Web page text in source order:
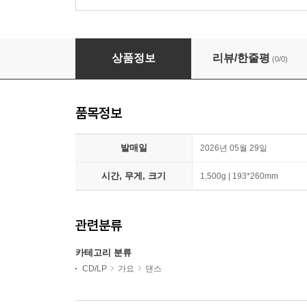
에스파 (aespa) - 2집 : LEMONADE [WDA Ver.]
상품정보 리뷰/한줄평 (0/0)
품목정보
발매일 2026년 05월 29일
시간, 무게, 크기 1,500g | 193*260mm
관련분류
카테고리 분류
CD/LP 가요 댄스